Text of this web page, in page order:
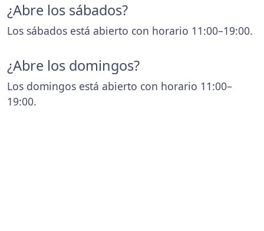
¿Abre los sábados?
Los sábados está abierto con horario 11:00–19:00.
¿Abre los domingos?
Los domingos está abierto con horario 11:00–
19:00.